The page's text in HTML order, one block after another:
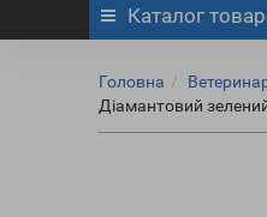
Каталог
Головна
Діамантовий